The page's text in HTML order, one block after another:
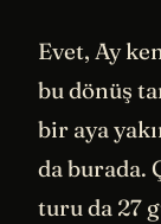
Evet, Ay
bu dönüş
bir aya
da burada.
turu da 27